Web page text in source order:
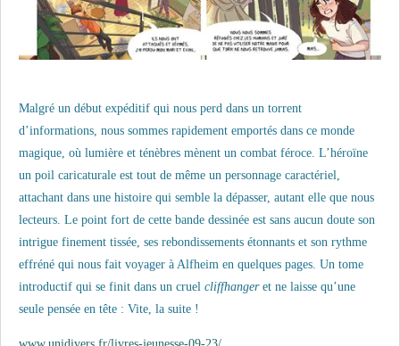
Malgré un début expéditif qui nous perd dans un torrent
d’informations, nous sommes rapidement emportés dans ce monde
magique, où lumière et ténèbres mènent un combat féroce. L’héroïne
un poil caricaturale est tout de même un personnage caractériel,
attachant dans une histoire qui semble la dépasser, autant elle que nous
lecteurs. Le point fort de cette bande dessinée est sans aucun doute son
intrigue finement tissée, ses rebondissements étonnants et son rythme
effréné qui nous fait voyager à Alfheim en quelques pages. Un tome
introductif qui se finit dans un cruel cliffhanger et ne laisse qu’une
seule pensée en tête : Vite, la suite !